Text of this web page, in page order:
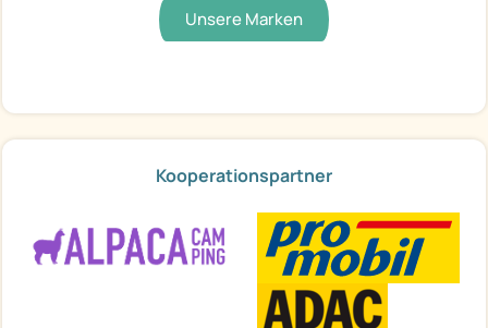
Unsere Marken
Kooperationspartner